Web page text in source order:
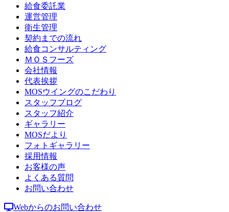
給食委託業
運営管理
衛生管理
契約までの流れ
給食コンサルティング
ＭＯＳフーズ
会社情報
代表挨拶
MOSウイングのこだわり
スタッフブログ
スタッフ紹介
ギャラリー
MOSだより
フォトギャラリー
採用情報
お客様の声
よくある質問
お問い合わせ
Webからのお問い合わせ